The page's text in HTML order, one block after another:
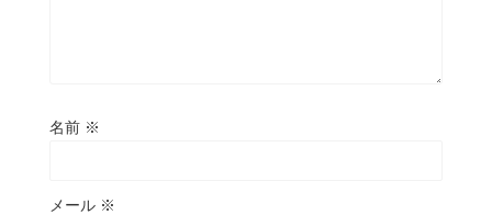
名前 ※
メール ※